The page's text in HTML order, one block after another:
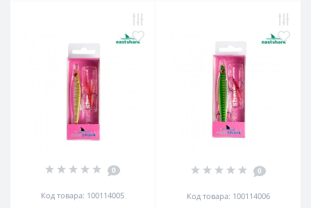
0
Код товара: 100114005
0
Код товара: 100114006